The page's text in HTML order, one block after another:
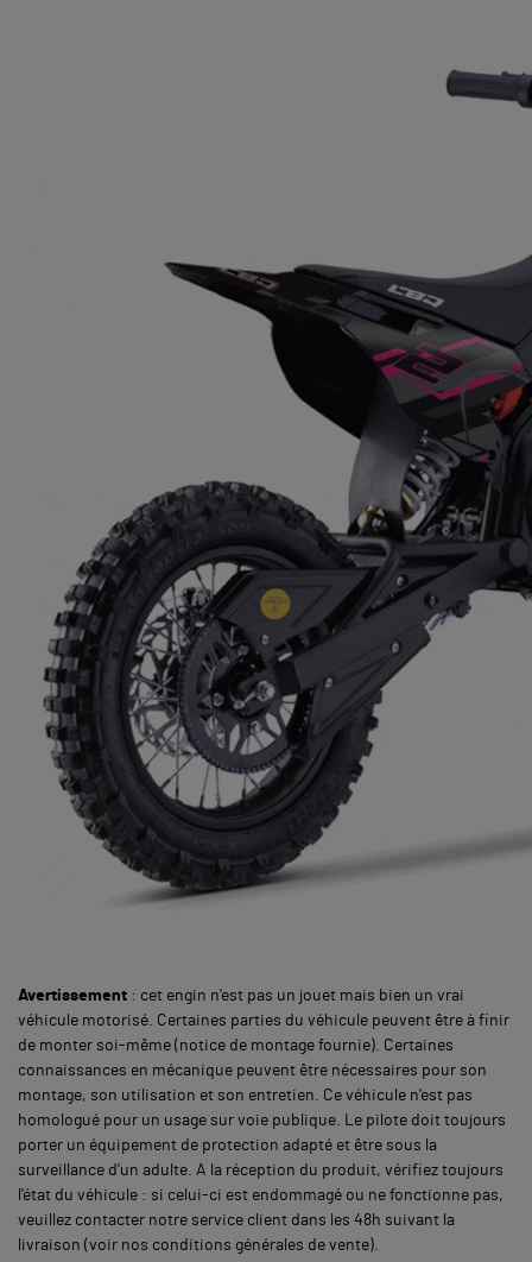
Avertissement : cet engin n'est pas un jouet mais bien un vrai
véhicule motorisé. Certaines parties du véhicule peuvent être à finir
de monter soi-même (notice de montage fournie). Certaines
connaissances en mécanique peuvent être nécessaires pour son
montage, son utilisation et son entretien. Ce véhicule n'est pas
homologué pour un usage sur voie publique. Le pilote doit toujours
porter un équipement de protection adapté et être sous la
surveillance d'un adulte. A la réception du produit, vérifiez toujours
l'état du véhicule : si celui-ci est endommagé ou ne fonctionne pas,
veuillez contacter notre service client dans les 48h suivant la
livraison (voir nos conditions générales de vente).